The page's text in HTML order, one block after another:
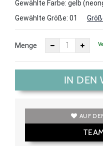
Gewählte Farbe: gelb
Gewählte Größe: 01
Menge
IN DEN
AUF